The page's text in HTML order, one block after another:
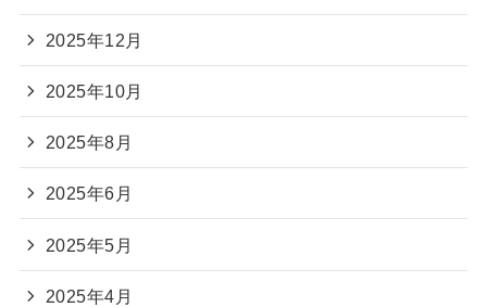
2025年12月
2025年10月
2025年8月
2025年6月
2025年5月
2025年4月